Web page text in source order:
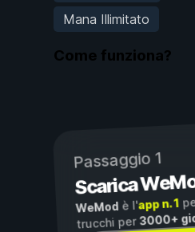
Mana Illimitato
Come funziona?
Passaggio 1
Scarica
WeMod è l'app n. 1
trucchi per3000+